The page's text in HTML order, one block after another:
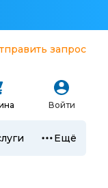
запрос
Войти
Ещё